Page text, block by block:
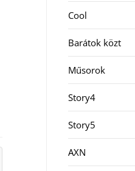
Cool
Barátok közt
Műsorok
Story4
Story5
AXN